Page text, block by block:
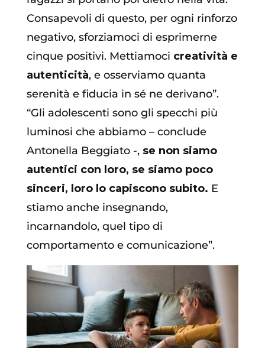
Consapevoli di questo, per ogni rinforzo
negativo, sforziamoci di esprimerne
cinque positivi. Mettiamoci creatività e
autenticità, e osserviamo quanta
serenità e fiducia in sé ne derivano”.
“Gli adolescenti sono gli specchi più
luminosi che abbiamo – conclude
Antonella Beggiato -, se non siamo
autentici con loro, se siamo poco
sinceri, loro lo capiscono subito. E
stiamo anche insegnando,
incarnandolo, quel tipo di
comportamento e comunicazione”.